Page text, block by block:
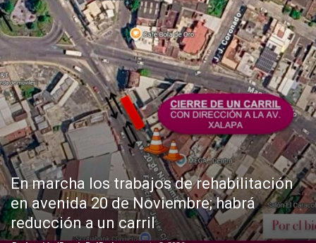
En marcha los trabajos de rehabilitación
en avenida 20 de Noviembre; habrá
reducción a un carril